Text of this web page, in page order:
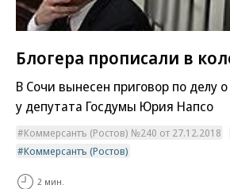
Блогера прописали в
В Сочи вынесен приговор по делу
у депутата Госдумы Юрия Напсо
Коммерсантъ (Ростов) №240 от 27.12.2018
Коммерсантъ (Ростов)
2 мин.